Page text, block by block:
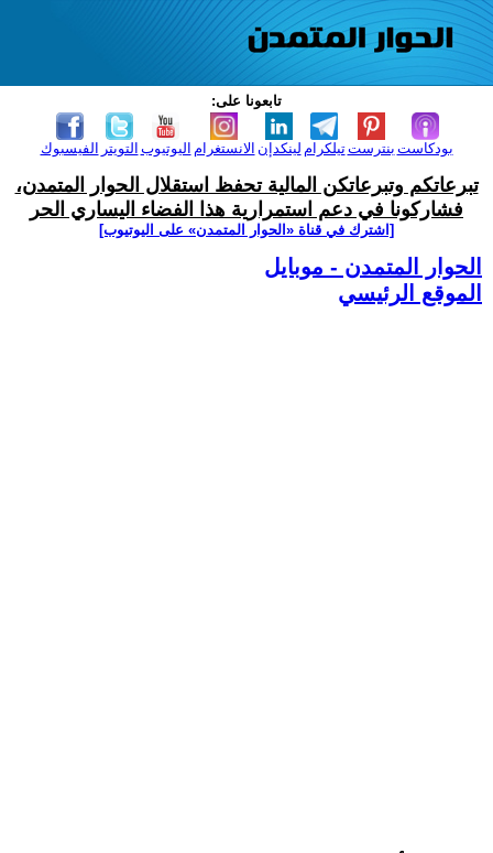
تابعونا على:
الفيسبوك التويتر اليوتيوب الانستغرام لينكدإن تيلكرامبنترست بودكاست
تبرعاتكم وتبرعاتكن المالية تحفظ استقلال الحوار المتمدن،
فشاركونا في دعم استمرارية هذا الفضاء اليساري الحر
[اشترك في قناة ‫«الحوار المتمدن» على اليوتيوب]
الحوار المتمدن - موبايل
الموقع الرئيسي